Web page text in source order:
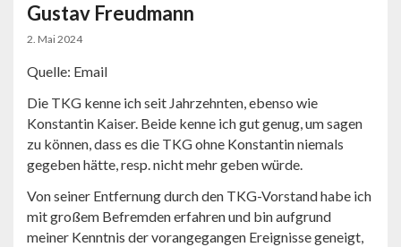
Gustav Freudmann
2. Mai 2024
Quelle: Email
Die TKG kenne ich seit Jahrzehnten, ebenso wie
Konstantin Kaiser. Beide kenne ich gut genug, um sagen
zu können, dass es die TKG ohne Konstantin niemals
gegeben hätte, resp. nicht mehr geben würde.
Von seiner Entfernung durch den TKG-Vorstand habe ich
mit großem Befremden erfahren und bin aufgrund
meiner Kenntnis der vorangegangen Ereignisse geneigt,